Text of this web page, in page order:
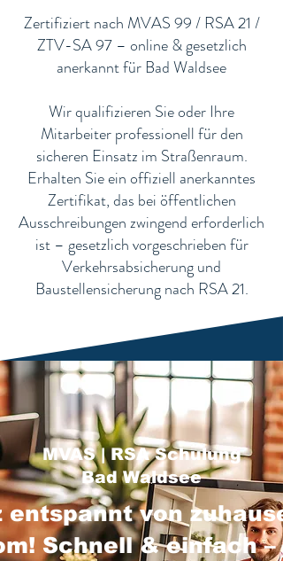
​Zertifiziert nach MVAS 99 / RSA 21 /
ZTV-SA 97 – online & gesetzlich
anerkannt für Bad Waldsee
Wir qualifizieren Sie oder Ihre
Mitarbeiter professionell für den
sicheren Einsatz im Straßenraum.
Erhalten Sie ein offiziell anerkanntes
Zertifikat, das bei öffentlichen
Ausschreibungen zwingend erforderlich
ist – gesetzlich vorgeschrieben für
Verkehrsabsicherung und
Baustellensicherung nach RSA 21.
MVAS | RSA Schulung
Bad Waldsee
entspannt von
Schnell & einfach –